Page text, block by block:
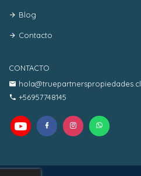
Blog
Contacto
CONTACTO
hola@truepartnerspropiedades.cl
+56957748145